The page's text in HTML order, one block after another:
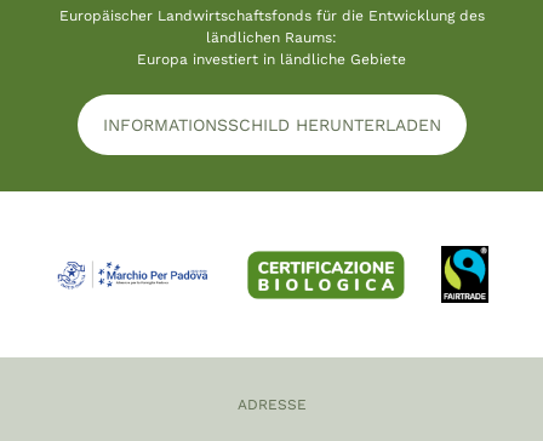
Europäischer Landwirtschaftsfonds für die Entwicklung des
ländlichen Raums:
Europa investiert in ländliche Gebiete
INFORMATIONSSCHILD HERUNTERLADEN
ADRESSE